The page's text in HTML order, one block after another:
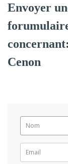
Envoyer
Cenon